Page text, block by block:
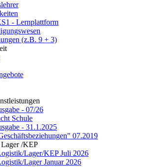
- Lernplattform
(z.B. 9 + 3)
- 07/26
Schule
- 31.1.2025
07.2019
/KEP
Lager/KEP Juli 2026
Lager Januar 2026